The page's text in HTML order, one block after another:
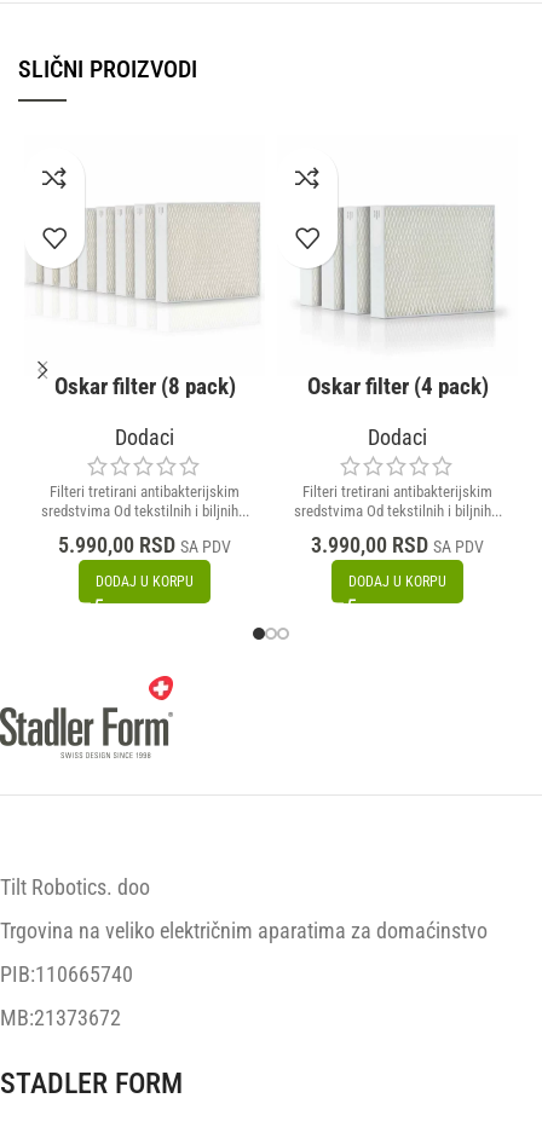
SLIČNI PROIZVODI
Oskar filter (8 pack)
Dodaci
Filteri tretirani antibakterijskim
sredstvima Od tekstilnih i biljnih...
5.990,00 RSD SA PDV
DODAJ U KORPU
Oskar filter (4 pack)
Dodaci
Filteri tretirani antibakterijskim
sredstvima Od tekstilnih i biljnih...
3.990,00 RSD SA PDV
DODAJ U KORPU
Tilt Robotics. doo
Trgovina na veliko električnim aparatima za domaćinstvo
PIB:110665740
MB:21373672
STADLER FORM